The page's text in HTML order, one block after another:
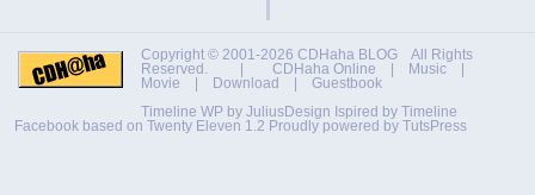
Copyright © 2001-2026 CDHaha BLOG All Rights
Reserved. | CDHaha Online Music
Movie
Download
Guestbook
Timeline WP by JuliusDesign Ispired by Timeline
Facebook based on Twenty Eleven 1.2 Proudly powered by TutsPress